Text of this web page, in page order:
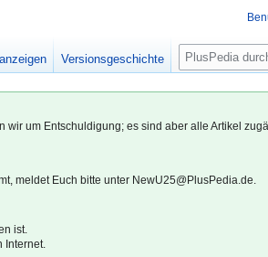
um Entschuldigung; es sind aber alle Artikel
meldet Euch bitte unter NewU25@PlusPedia.de.
ist.
Internet.
Versionsgeschichte
S
u
c
e